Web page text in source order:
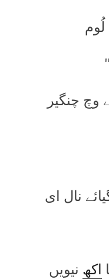
وچ چنگیر
نال ای
اکھ نیویں